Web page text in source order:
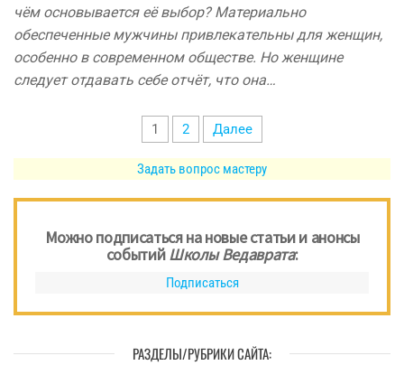
чём основывается её выбор? Материально
обеспеченные мужчины привлекательны для женщин,
особенно в современном обществе. Но женщине
следует отдавать себе отчёт, что она…
записей
1 2 Далее
Задать вопрос мастеру
Можно подписаться на новые статьи и анонсы
событийШколы Ведаврата:
Подписаться
РАЗДЕЛЫ/РУБРИКИ САЙТА: